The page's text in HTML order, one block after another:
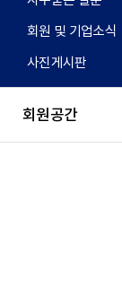
회원 및 기업소식
사진게시판
회원공간